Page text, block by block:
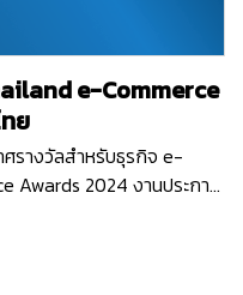
e-Commerce
ย
ศรางวัลสำหรับธุรกิจ e-
Awards 2024 งานประกาศ
ห้เติบโต ขับเคลื่อนธุรกิจ
ประสิทธิภาพ ซึ่งงานนี้จัดขึ้น